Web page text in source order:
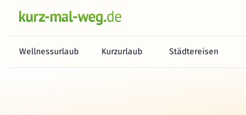
Wellnessurlaub Kurzurlaub Städtereisen